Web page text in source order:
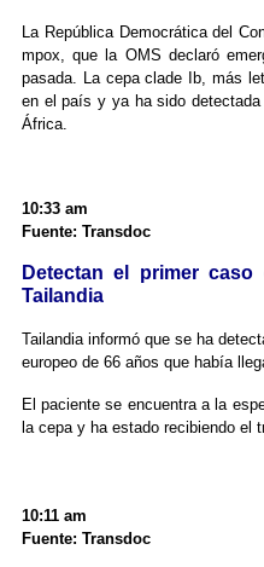
La República Democrática del
mpox, que la OMS declaró
pasada. La cepa clade Ib, más
en el país y ya ha sido
África.
10:33 am
Fuente: Transdoc
Detectan el primer
Tailandia
Tailandia informó que se ha
europeo de 66 años que había
El paciente se encuentra a la
la cepa y ha estado recibiendo el
10:11 am
Fuente: Transdoc